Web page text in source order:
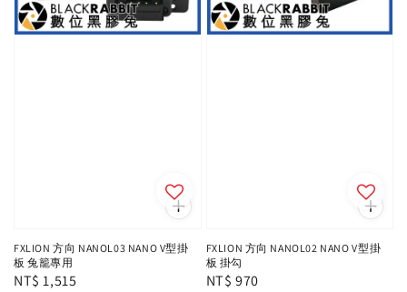
FXLION 方向 NANOL03 NANO V型掛
板 兔籠專用
Regular
NT$ 1,515
FXLION 方向 NANOL02 NANO V型掛
板 掛勾
Regular
NT$ 970